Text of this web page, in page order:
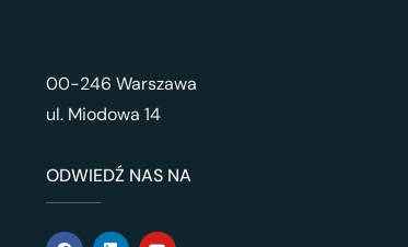
00-246 Warszawa
ul. Miodowa 14
ODWIEDŹ NAS NA